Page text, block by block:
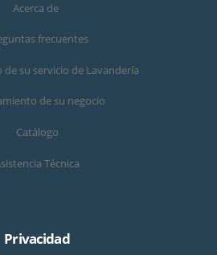
Acerca de
frecuentes
su servicio de Lavandería
de su negocio
Catálogo
Técnica
Privacidad